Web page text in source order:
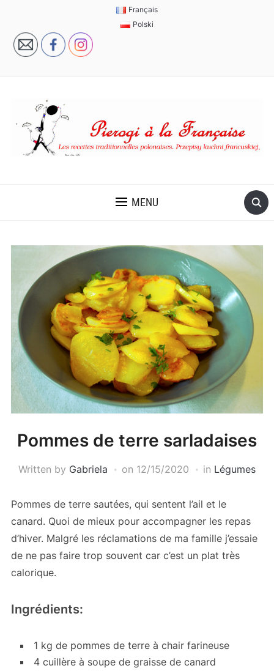
Français
Polski
MENU
Pommes de terre sarladaises
Written by Gabriela on 12/15/2020 in Légumes
Pommes de terre sautées, qui sentent l’ail et le
canard. Quoi de mieux pour accompagner les repas
d’hiver. Malgré les réclamations de ma famille j’essaie
de ne pas faire trop souvent car c’est un plat très
calorique.
Ingrédients:
1 kg de pommes de terre à chair farineuse
4 cuillère à soupe de graisse de canard